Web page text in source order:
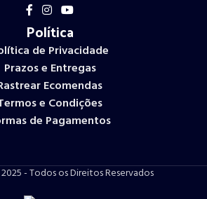
Política
de Privacidade
Prazos e Entregas
Ecomendas
e Condições
de Pagamentos
- Todos os Direitos Reservados